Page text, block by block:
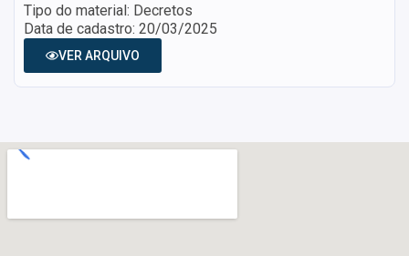
Tipo do material: Decretos
Data de cadastro: 20/03/2025
VER ARQUIVO